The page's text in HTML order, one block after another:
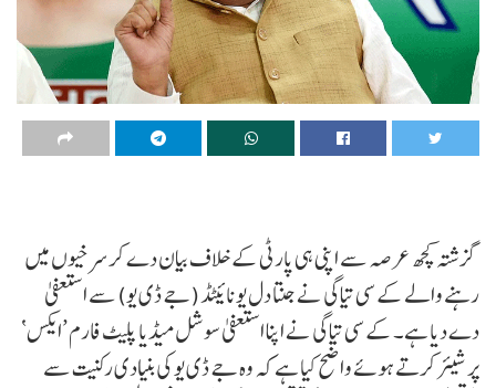
گزشتہ کچھ عرصہ سے اپنی ہی پارٹی کے خلاف بیان دے کر سرخیوں میں
رہنے والے کے سی تیاگی نے جنتا دل یونائیٹڈ (جے ڈی یو) سے استعفیٰ
دے دیا ہے۔ کے سی تیاگی نے اپنا استعفیٰ سوشل میڈیا پلیٹ فارم ’ایکس‘
پر شیئر کرتے ہوئے واضح کیا ہے کہ وہ جے ڈی یو کی بنیادی رکنیت سے